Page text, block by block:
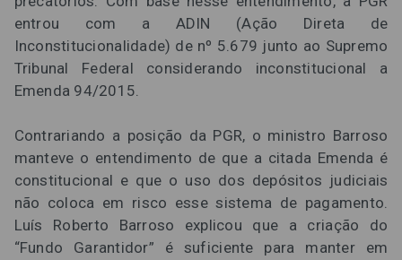
entrou com a ADIN (Ação Direta de
Inconstitucionalidade) de nº 5.679 junto ao Supremo
Tribunal Federal considerando inconstitucional a
Emenda 94/2015.
Contrariando a posição da PGR, o ministro Barroso
manteve o entendimento de que a citada Emenda é
constitucional e que o uso dos depósitos judiciais
não coloca em risco esse sistema de pagamento.
Luís Roberto Barroso explicou que a criação do
“Fundo Garantidor” é suficiente para manter em